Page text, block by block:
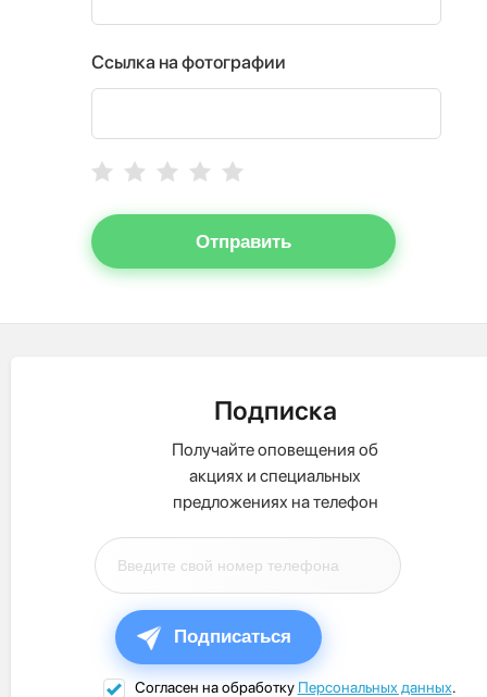
Ссылка на фотографии
Отправить
Подписка
Получайте оповещения об
акциях и специальных
предложениях на телефон
Подписаться
Согласен на обработку Персональных данных.